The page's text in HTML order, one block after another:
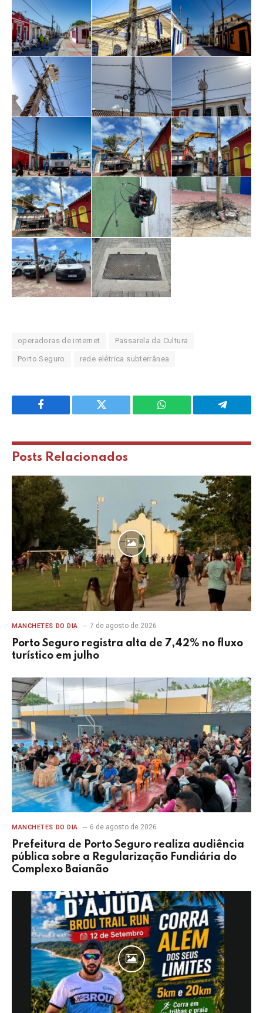
operadoras de internet Passarela da Cultura
Porto Seguro rede elétrica subterrânea
Facebook Twitter WhatsApp Telegram
Posts Relacionados
MANCHETES DO DIA 7 de agosto de 2026
Porto Seguro registra alta de 7,42% no fluxo
turístico em julho
MANCHETES DO DIA 6 de agosto de 2026
Prefeitura de Porto Seguro realiza audiência
pública sobre a Regularização Fundiária do
Complexo Baianão